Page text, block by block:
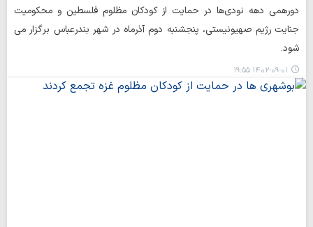
دورهمی دهه نودی‌ها در حمایت از کودکان مظلوم فلسطین و محکومیت
جنایت رژیم صهیونیستی، پنجشنبه دوم آذرماه در شهر بندرعباس برگزار می
شود.
۱۴۰۲-۰۹-۰۱ ۱۹:۵۵